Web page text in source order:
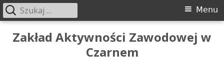
Przeskocz
Zakład Aktywności Zawodowej w
Czarnem
Menu
główne
Menu
Szukaj: